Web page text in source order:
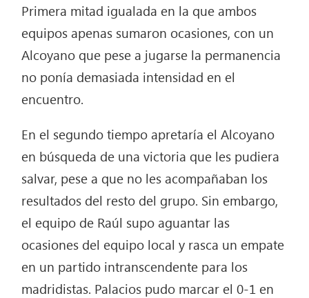
Primera mitad igualada en la que ambos
equipos apenas sumaron ocasiones, con un
Alcoyano que pese a jugarse la permanencia
no ponía demasiada intensidad en el
encuentro.
En el segundo tiempo apretaría el Alcoyano
en búsqueda de una victoria que les pudiera
salvar, pese a que no les acompañaban los
resultados del resto del grupo. Sin embargo,
el equipo de Raúl supo aguantar las
ocasiones del equipo local y rasca un empate
en un partido intranscendente para los
madridistas. Palacios pudo marcar el 0-1 en